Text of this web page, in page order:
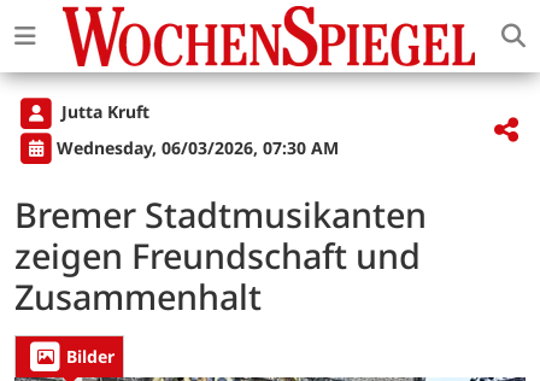
Jutta Kruft
Wednesday, 06/03/2026, 07:30 AM
Bremer Stadtmusikanten
zeigen Freundschaft und
Zusammenhalt
Bilder